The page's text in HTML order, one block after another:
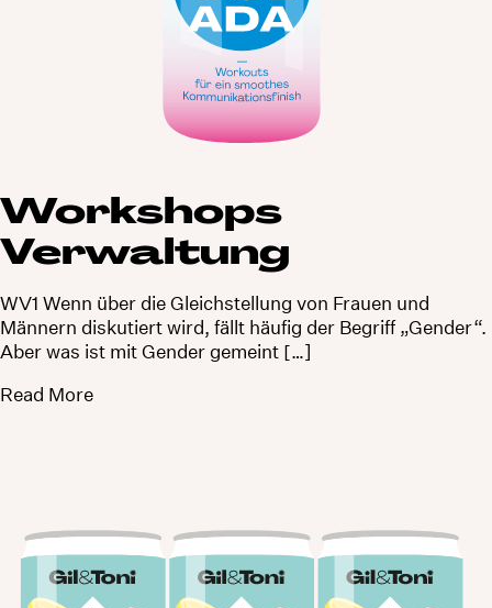
Workshops
Verwaltung
WV1 Wenn über die Gleichstellung von Frauen und
Männern diskutiert wird, fällt häufig der Begriff „Gender“.
Aber was ist mit Gender gemeint […]
Read More